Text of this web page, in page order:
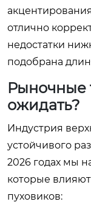
отлично
недостатки
подобрана
Рыночные
ожидать?
Индустрия
устойчивого
2026 годах мы
которые
пуховиков: